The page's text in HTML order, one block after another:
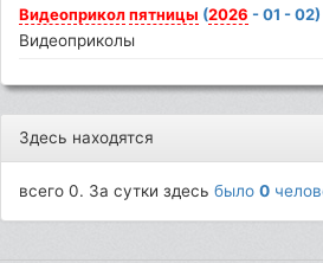
Видеоприкол пятницы (2026 - 01 -
Видеоприколы
Здесь находятся
всего 0. За сутки здесьбыло0